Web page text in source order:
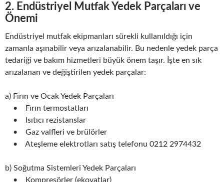
2. Endüstriyel Mutfak Yedek Parçaları ve
Önemi
Endüstriyel mutfak ekipmanları sürekli kullanıldığı için
zamanla aşınabilir veya arızalanabilir. Bu nedenle yedek parça
tedariği ve bakım hizmetleri büyük önem taşır. İşte en sık
arızalanan ve değiştirilen yedek parçalar:
a) Fırın ve Ocak Yedek Parçaları
• Fırın termostatları
• Isıtıcı rezistanslar
• Gaz valfleri ve brülörler
• Ateşleme elektrotları satış telefonu 0212 2974432
b) Soğutma Sistemleri Yedek Parçaları
• Kompresörler (ekovatlar)